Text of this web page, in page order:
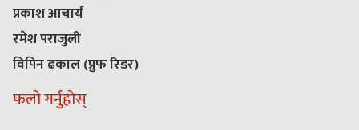
प्रकाश आचार्य
रमेश पराजुली
विपिन ढकाल (प्रुफ रिडर)
फलो गर्नुहोस्